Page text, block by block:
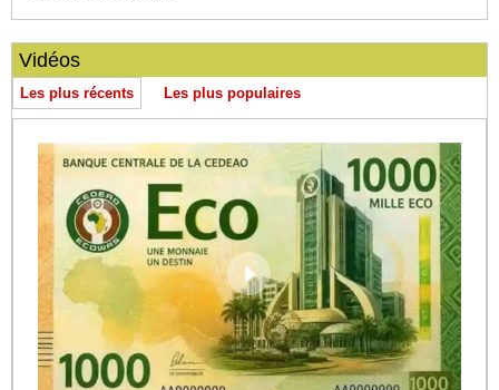
Vidéos
Les plus récents Les plus populaires